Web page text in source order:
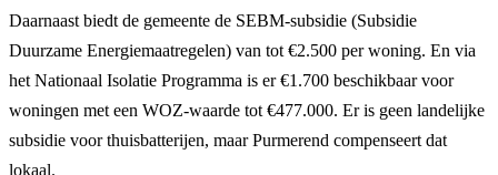
Daarnaast biedt de gemeente de SEBM-subsidie (Subsidie
Duurzame Energiemaatregelen) van tot €2.500 per woning. En via
het Nationaal Isolatie Programma is er €1.700 beschikbaar voor
woningen met een WOZ-waarde tot €477.000. Er is geen landelijke
subsidie voor thuisbatterijen, maar Purmerend compenseert dat
lokaal.